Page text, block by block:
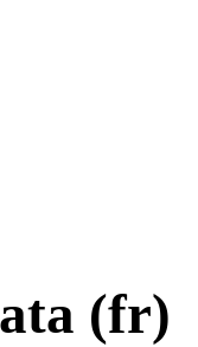
(fr)